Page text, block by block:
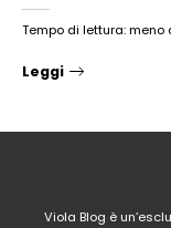
Tempo di lettura: meno
Leggi
Viola Blog è